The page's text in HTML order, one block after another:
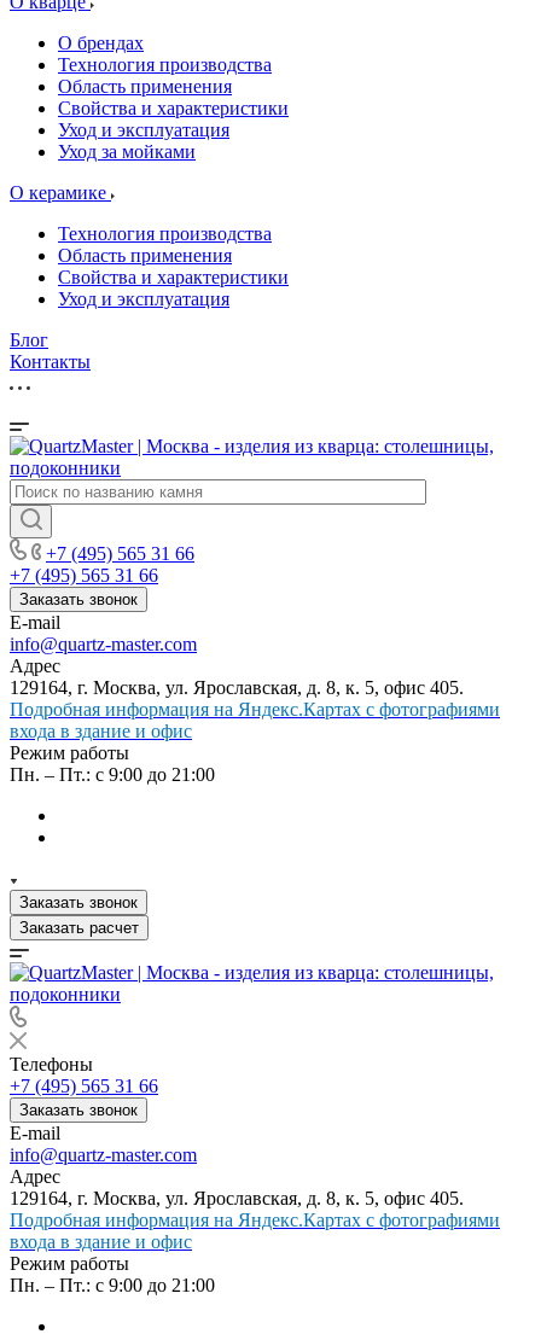
О брендах
Технология производства
Область применения
Свойства и характеристики
Уход и эксплуатация
Уход за мойками
О керамике
Технология производства
Область применения
Свойства и характеристики
Уход и эксплуатация
Блог
Контакты
+7 (495) 565 31 66
+7 (495) 565 31 66
Заказать звонок
E-mail
info@quartz-master.com
Адрес
129164, г. Москва, ул. Ярославская, д. 8, к. 5, офис 405.
Подробная информация на Яндекс.Картах с фотографиями
входа в здание и офис
Режим работы
Пн. – Пт.: с 9:00 до 21:00
Заказать звонок
Заказать расчет
Телефоны
+7 (495) 565 31 66
Заказать звонок
E-mail
info@quartz-master.com
Адрес
129164, г. Москва, ул. Ярославская, д. 8, к. 5, офис 405.
Подробная информация на Яндекс.Картах с фотографиями
входа в здание и офис
Режим работы
Пн. – Пт.: с 9:00 до 21:00